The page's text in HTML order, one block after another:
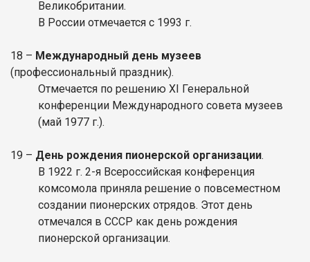
Великобритании.
В России отмечается с 1993 г.
18 – Международный день музеев
(профессиональный праздник).
Отмечается по решению XI Генеральной
конференции Международного совета музеев
(май 1977 г.).
19 – День рождения пионерской организации.
В 1922 г. 2-я Всероссийская конференция
комсомола приняла решение о повсеместном
создании пионерских отрядов. Этот день
отмечался в СССР как день рождения
пионерской организации.